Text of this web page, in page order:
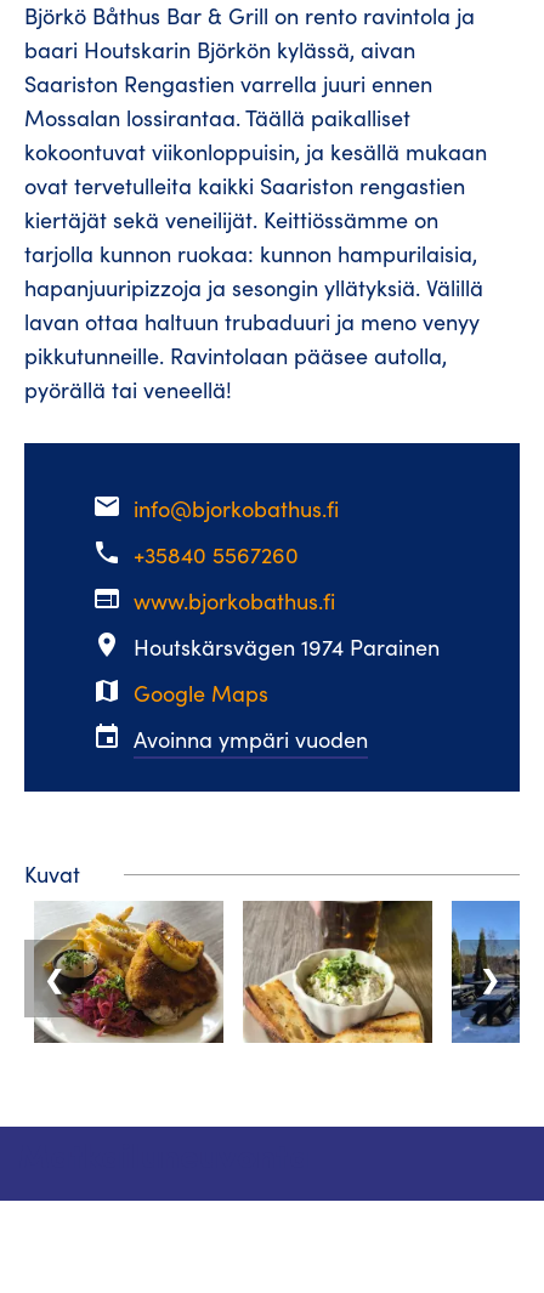
Björkö Båthus Bar & Grill on rento ravintola ja
baari Houtskarin Björkön kylässä, aivan
Saariston Rengastien varrella juuri ennen
Mossalan lossirantaa. Täällä paikalliset
kokoontuvat viikonloppuisin, ja kesällä mukaan
ovat tervetulleita kaikki Saariston rengastien
kiertäjät sekä veneilijät. Keittiössämme on
tarjolla kunnon ruokaa: kunnon hampurilaisia,
hapanjuuripizzoja ja sesongin yllätyksiä. Välillä
lavan ottaa haltuun trubaduuri ja meno venyy
pikkutunneille. Ravintolaan pääsee autolla,
pyörällä tai veneellä!
email info@bjorkobathus.fi
phone +35840 5567260
web www.bjorkobathus.fi
place
Houtskärsvägen 1974 Parainen
map Google Maps
event Avoinna ympäri vuoden
Kuvat
❮ ❯